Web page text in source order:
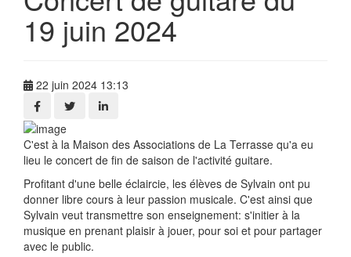
19 juin 2024
22 juin 2024 13:13
C'est à la Maison des Associations de La Terrasse qu'a eu
lieu le concert de fin de saison de l'activité guitare.
Profitant d'une belle éclaircie, les élèves de Sylvain ont pu
donner libre cours à leur passion musicale. C'est ainsi que
Sylvain veut transmettre son enseignement: s'initier à la
musique en prenant plaisir à jouer, pour soi et pour partager
avec le public.